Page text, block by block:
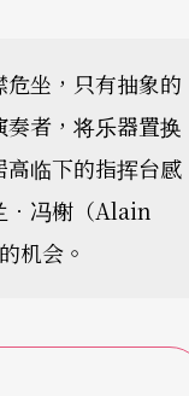
坐，只有抽象的
者，将乐器置换
临下的指挥台感
．冯榭（Alain
机会。